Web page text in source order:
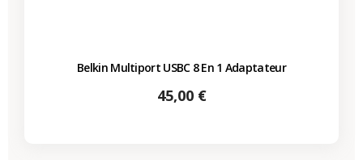
Belkin Multiport USBC 8 En 1 Adaptateur
Prix
45,00 €